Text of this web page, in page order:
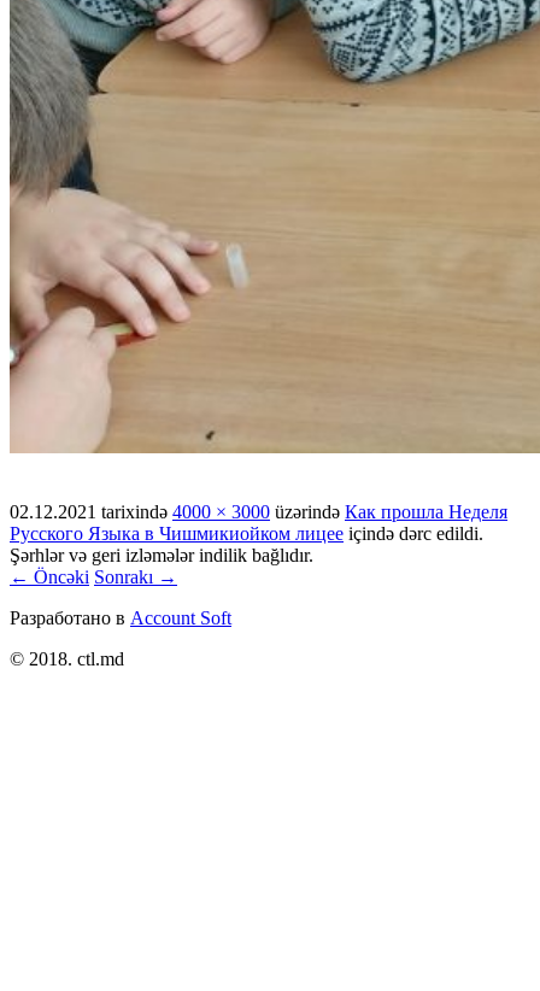
02.12.2021 tarixində 4000 × 3000 üzərində Как прошла Неделя
Русского Языка в Чишмикиойком лицее içində dərc edildi.
Şərhlər və geri izləmələr indilik bağlıdır.
← Öncəki Sonrakı →
Разработано в Account Soft
© 2018. ctl.md